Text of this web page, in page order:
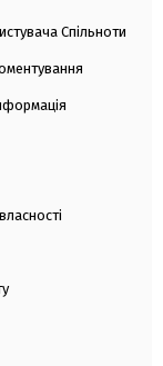
Спільноти